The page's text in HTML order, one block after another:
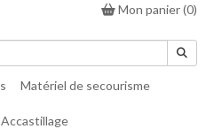
Mon panier(0)
Matériel de secourisme
Accastillage